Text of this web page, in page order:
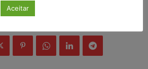
Aceitar